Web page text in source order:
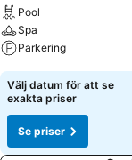
Pool
Spa
Parkering
Se priser
Välj datum för att se
exakta priser
Se priser